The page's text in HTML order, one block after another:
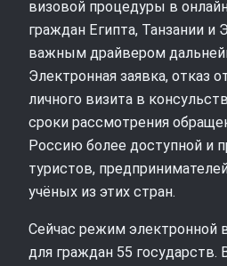
визовой процедуры в
граждан Египта, Танзании и
важным драйвером
Электронная заявка, отказ
личного визита в
сроки рассмотрения
Россию более доступной и
туристов,
учёных из этих стран.
Сейчас режим электронной
для граждан 55 государств.